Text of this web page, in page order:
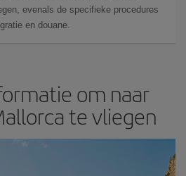
evenals de specifieke procedures
en douane.
om naar
te vliegen